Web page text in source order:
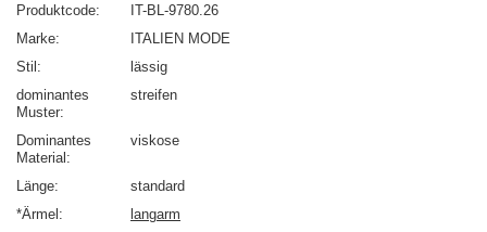
Produktcode
IT-BL-9780.26
Marke
ITALIEN MODE
Stil
lässig
dominantes
Muster
streifen
Dominantes
Material
viskose
Länge
standard
*Ärmel
langarm